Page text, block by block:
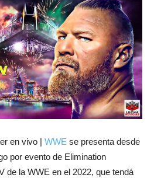
en vivo | WWE se presenta desde
por evento de Elimination
de la WWE en el 2022, que tendá